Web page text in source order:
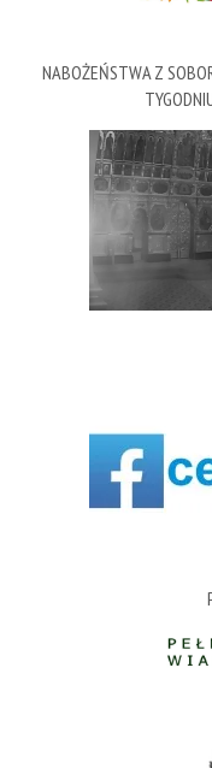
NABOŻEŃSTWA Z